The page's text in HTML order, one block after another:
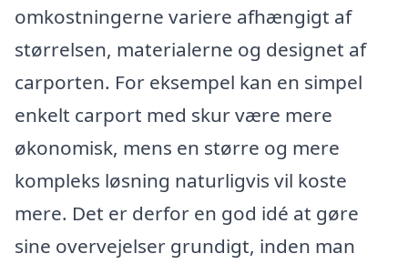
omkostningerne variere afhængigt af
størrelsen, materialerne og designet af
carporten. For eksempel kan en simpel
enkelt carport med skur være mere
økonomisk, mens en større og mere
kompleks løsning naturligvis vil koste
mere. Det er derfor en god idé at gøre
sine overvejelser grundigt, inden man